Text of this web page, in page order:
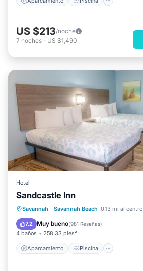
US $213/noche
7 noches - US $1,490
Hotel
Sandcastle Inn
Savannah · Savannah Beach 0.13 mi al centro
7.2 Muy bueno(981 Reseñas)
4 baños 258.33 pies²
Aparcamiento Piscina
Aparcamiento
Piscina
Aire acondicionado